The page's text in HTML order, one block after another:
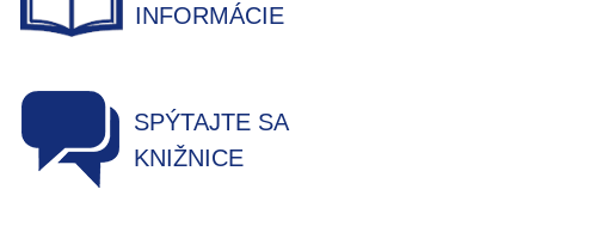
INFORMÁCIE
SPÝTAJTE SA
KNIŽNICE